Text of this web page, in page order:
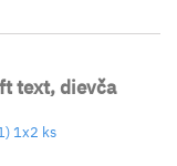
text, dievča
1x2 ks